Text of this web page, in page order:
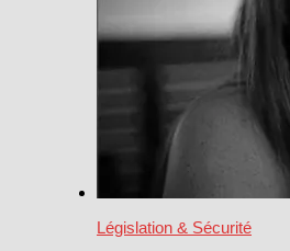
Législation & Sécurité